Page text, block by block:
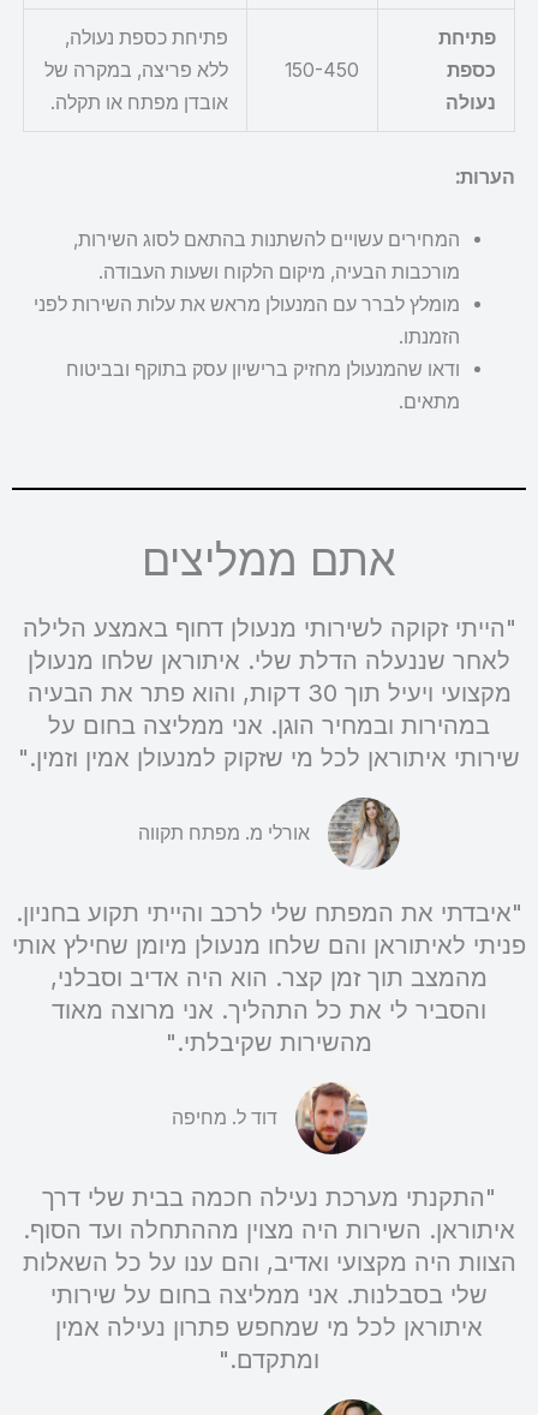
פתיחת
כספת
נעולה
150-450
פתיחת כספת נעולה,
ללא פריצה, במקרה של
אובדן מפתח או תקלה.
הערות:
המחירים עשויים להשתנות בהתאם לסוג השירות,
מורכבות הבעיה, מיקום הלקוח ושעות העבודה.
מומלץ לברר עם המנעולן מראש את עלות השירות לפני
הזמנתו.
ודאו שהמנעולן מחזיק ברישיון עסק בתוקף ובביטוח
מתאים.
אתם ממליצים
"הייתי זקוקה לשירותי מנעולן דחוף באמצע הלילה
לאחר שננעלה הדלת שלי. איתוראן שלחו מנעולן
מקצועי ויעיל תוך 30 דקות, והוא פתר את הבעיה
במהירות ובמחיר הוגן. אני ממליצה בחום על
שירותי איתוראן לכל מי שזקוק למנעולן אמין וזמין."
אורלי מ. מפתח תקווה
"איבדתי את המפתח שלי לרכב והייתי תקוע בחניון.
פניתי לאיתוראן והם שלחו מנעולן מיומן שחילץ אותי
מהמצב תוך זמן קצר. הוא היה אדיב וסבלני,
והסביר לי את כל התהליך. אני מרוצה מאוד
מהשירות שקיבלתי."
דוד ל. מחיפה
"התקנתי מערכת נעילה חכמה בבית שלי דרך
איתוראן. השירות היה מצוין מההתחלה ועד הסוף.
הצוות היה מקצועי ואדיב, והם ענו על כל השאלות
שלי בסבלנות. אני ממליצה בחום על שירותי
איתוראן לכל מי שמחפש פתרון נעילה אמין
ומתקדם."